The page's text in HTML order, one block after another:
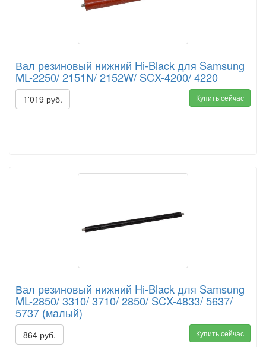
Вал резиновый нижний Hi-Black для Samsung
ML-2250/ 2151N/ 2152W/ SCX-4200/ 4220
1'019 руб. Купить сейчас
Вал резиновый нижний Hi-Black для Samsung
ML-2850/ 3310/ 3710/ 2850/ SCX-4833/ 5637/
5737 (малый)
864 руб. Купить сейчас